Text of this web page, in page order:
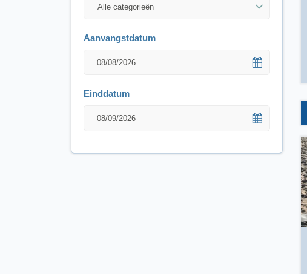
Aanvangstdatum
Einddatum